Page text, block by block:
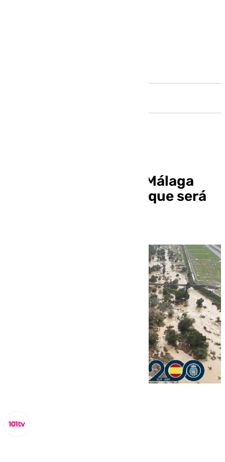
Casi 1.000 avisos en Málaga
durante un temporal que será